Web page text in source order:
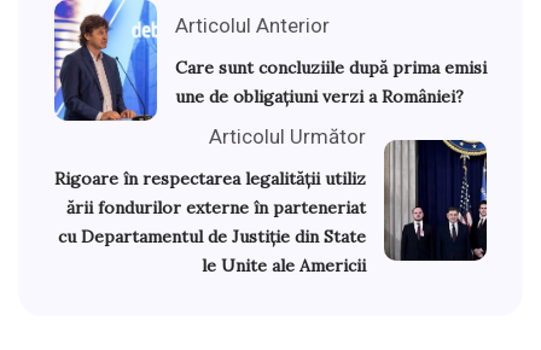
Articolul Anterior
Care sunt concluziile după prima emisi
une de obligațiuni verzi a României?
Articolul Următor
Rigoare în respectarea legalității utiliz
ării fondurilor externe în parteneriat
cu Departamentul de Justiție din State
le Unite ale Americii